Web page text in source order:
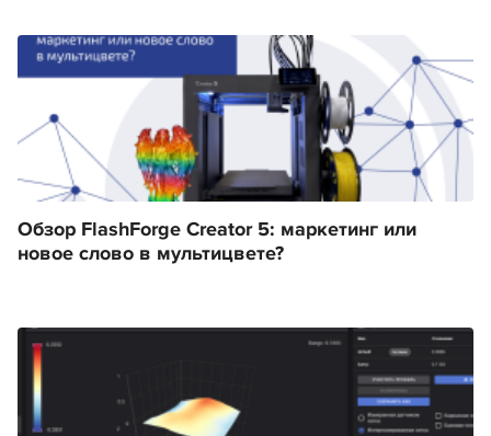
Обзор FlashForge Creator 5: маркетинг или
новое слово в мультицвете?